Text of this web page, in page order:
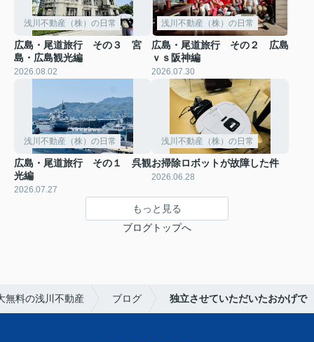
浅川不動産（株）の日常
広島・尾道旅行 その３ 宮
島・広島観光編
2026.08.02
浅川不動産（株）の日常
広島・尾道旅行 その２ 広島
ｖｓ阪神編
2026.07.30
浅川不動産（株）の日常
広島・尾道旅行 その１ 呉観
光編
2026.07.27
浅川不動産（株）の日常
お掃除ロボットが故障した件
2026.06.28
もっと見る
ブログトップへ
無料の浅川不動産 ブログ 独立させていただいたおかげで